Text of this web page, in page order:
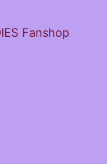
Fanshop